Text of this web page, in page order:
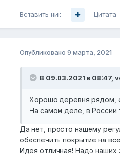
Вставить ник Цитата
Опубликовано 9 марта, 2021
В 09.03.2021 в 08:47,
Хорошо деревня рядом,
На самом деле, в России
Да нет, просто нашему
обеспечить покрытие на
Идея отличная! Надо наших